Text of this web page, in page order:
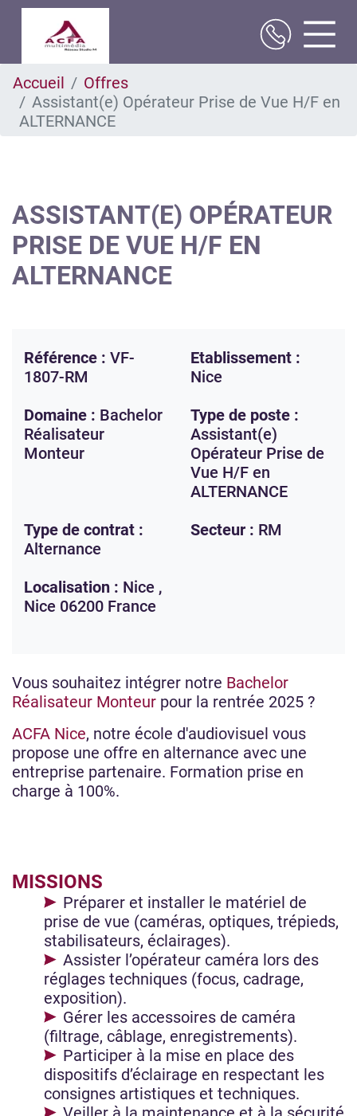
au
contenu
principal
Accueil
Offres
Assistant(e) Opérateur Prise de Vue H/F en
ALTERNANCE
ASSISTANT(E) OPÉRATEUR
PRISE DE VUE H/F EN
ALTERNANCE
Référence : VF-
1807-RM
Etablissement :
Nice
Domaine : Bachelor
Réalisateur
Monteur
Type de poste :
Assistant(e)
Opérateur Prise de
Vue H/F en
ALTERNANCE
Type de contrat :
Alternance
Secteur : RM
Localisation : Nice ,
Nice 06200 France
Vous souhaitez intégrer notre Bachelor
Réalisateur Monteur pour la rentrée 2025 ?
ACFA Nice, notre école d'audiovisuel vous
propose une offre en alternance avec une
entreprise partenaire. Formation prise en
charge à 100%.
MISSIONS
Préparer et installer le matériel de
prise de vue (caméras, optiques, trépieds,
stabilisateurs, éclairages).
Assister l’opérateur caméra lors des
réglages techniques (focus, cadrage,
exposition).
Gérer les accessoires de caméra
(filtrage, câblage, enregistrements).
Participer à la mise en place des
dispositifs d’éclairage en respectant les
consignes artistiques et techniques.